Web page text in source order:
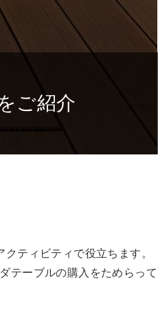
ご紹介
ティビティで役立ちます。
テーブルの購入をためらって